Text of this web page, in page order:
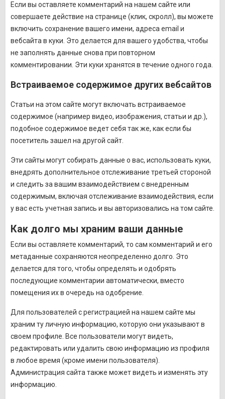
Если вы оставляете комментарий на нашем сайте или
совершаете действие на странице (клик, скролл), вы можете
включить сохранение вашего имени, адреса email и
вебсайта в куки. Это делается для вашего удобства, чтобы
не заполнять данные снова при повторном
комментировании. Эти куки хранятся в течение одного года.
Встраиваемое содержимое других вебсайтов
Статьи на этом сайте могут включать встраиваемое
содержимое (например видео, изображения, статьи и др.),
подобное содержимое ведет себя так же, как если бы
посетитель зашел на другой сайт.
Эти сайты могут собирать данные о вас, использовать куки,
внедрять дополнительное отслеживание третьей стороной
и следить за вашим взаимодействием с внедренным
содержимым, включая отслеживание взаимодействия, если
у вас есть учетная запись и вы авторизовались на том сайте.
Как долго мы храним ваши данные
Если вы оставляете комментарий, то сам комментарий и его
метаданные сохраняются неопределенно долго. Это
делается для того, чтобы определять и одобрять
последующие комментарии автоматически, вместо
помещения их в очередь на одобрение.
Для пользователей с регистрацией на нашем сайте мы
храним ту личную информацию, которую они указывают в
своем профиле. Все пользователи могут видеть,
редактировать или удалить свою информацию из профиля
в любое время (кроме имени пользователя).
Администрация сайта также может видеть и изменять эту
информацию.